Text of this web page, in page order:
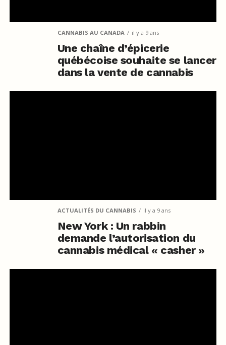
CANNABIS AU CANADA il y a 9 ans
Une chaîne d’épicerie
québécoise souhaite se lancer
dans la vente de cannabis
ACTUALITÉS DU CANNABIS il y a 9 ans
New York : Un rabbin
demande l’autorisation du
cannabis médical « casher »